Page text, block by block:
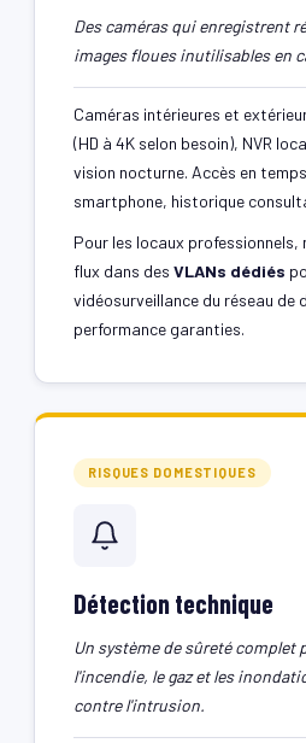
Des caméras qui enregistrent
images floues inutilisables en
Caméras intérieures et
(HD à 4K selon besoin), NVR
vision nocturne. Accès en
smartphone, historique
Pour les locaux professionnels,
flux dans des VLANs dédiés
vidéosurveillance du réseau de
performance garanties.
RISQUES DOMESTIQUES
Détection technique
Un système de sûreté complet
l'incendie, le gaz et les
contre l'intrusion.